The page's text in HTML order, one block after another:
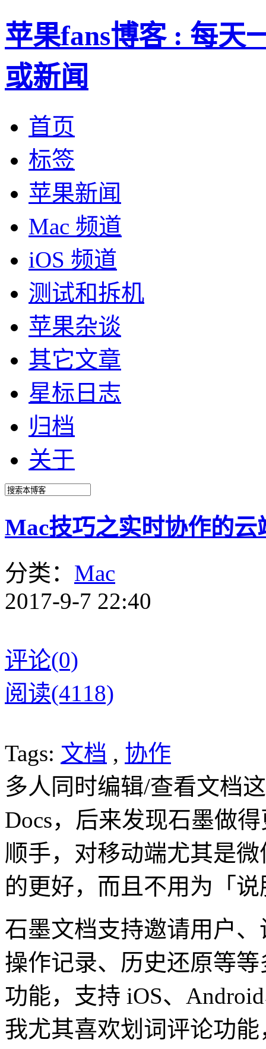
苹果fans博客 : 每天
或新闻
首页
标签
苹果新闻
Mac 频道
iOS 频道
测试和拆机
苹果杂谈
其它文章
星标日志
归档
关于
Mac技巧之实时协作的
分类： Mac
2017-9-7 22:40
评论(0)
阅读(4118)
Tags: 文档 , 协作
多人同时编辑/查看文档
Docs，后来发现石墨做
顺手，对移动端尤其是
的更好，而且不用为「
石墨文档支持邀请用户
操作记录、历史还原等
功能，支持 iOS、
我尤其喜欢划词评论功